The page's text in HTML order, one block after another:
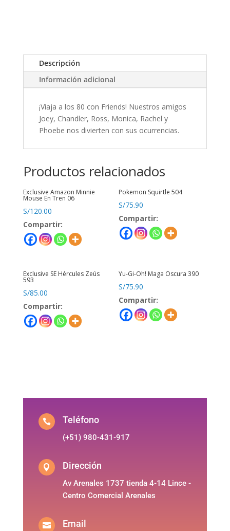
Descripción
Información adicional
¡Viaja a los 80 con Friends! Nuestros amigos
Joey, Chandler, Ross, Monica, Rachel y
Phoebe nos divierten con sus ocurrencias.
Productos relacionados
Exclusive Amazon Minnie
Mouse En Tren 06
S/120.00
Compartir:
Pokemon Squirtle 504
S/75.90
Compartir:
Exclusive SE Hércules Zeús
593
S/85.00
Compartir:
Yu-Gi-Oh! Maga Oscura 390
S/75.90
Compartir:
 Teléfono
(+51) 980-431-917
 Dirección
Av Arenales 1737 tienda 4-14 Lince -
Centro Comercial Arenales
 Email